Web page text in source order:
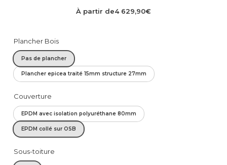
À partir de4 629,90€
Plancher Bois
Pas de plancher
Plancher epicea traité 15mm structure 27mm
Couverture
EPDM avec isolation polyuréthane 80mm
EPDM collé sur OSB
Sous-toiture